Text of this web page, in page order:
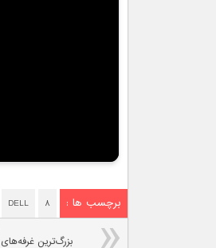
برچسب ها : ۸ DELL